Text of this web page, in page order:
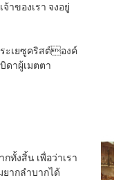
าของเรา จงอยู่
ะเยซูคริสต์องค์
ดาผู้เมตตา
ทั้งสิ้น เพื่อว่าเรา
ากลำบากได้